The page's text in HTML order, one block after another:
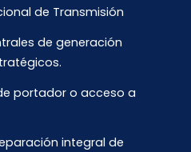
de Transmisión
de generación
portador o acceso a
integral de